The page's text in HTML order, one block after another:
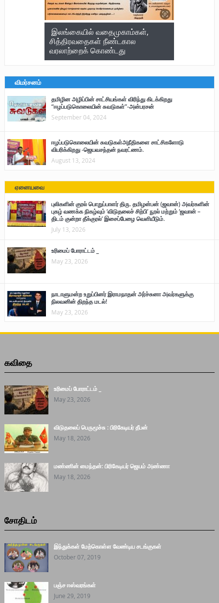
இலங்கையில் வதைமுகாம்கள்,
சித்திரவதைகள் நீண்டகால
வரலாற்றைக் கொண்டது
விமர்சனம்
தமிழின அழிப்பின் சாட்சியங்கள் விரிந்து கிடக்கிறது
“ஈழப்படுகொலையின் சுவடுகள்”-அன்பரசன்
September 04, 2024
ஈழப்படுகொலையின் சுவடுகள்அநீதிகளை சாட்சிகளோடு
விபரிக்கிறது -ஜெயவசந்தன் நவரட்ணம்.
August 13, 2024
ஏனையவை
புலிகளின் குரல் பொறுப்பாளர் திரு. தமிழன்பன் (ஜவான்) அவர்களின்
புகழ் வணக்க நிகழ்வும் ‘விடுதலைச் சிற்பி’ நூல் மற்றும் ‘ஜவான் –
திடம் குன்றா தீக்குரல்’ இசைப்பேழை வெளியீடும்.
July 13, 2026
உரிமைப் போராட்டம் _
May 23, 2026
நாடாளுமன்ற உறுப்பினர் இராமநாதன் அர்ச்சுனா அவர்களுக்கு
நிலவனின் திறந்த மடல்!
May 23, 2026
கவிதை
உரிமைப் போராட்டம் _
May 23, 2026
விடுதலைப் பெருமூச்சு : பிரிகேடியர் தீபன்
May 18, 2026
மண்ணின் மைந்தன்: பிரிகேடியர் ஜெயம் அண்ணா
May 18, 2026
சோதிடம்
இந்துக்கள் மேற்கொள்ள வேண்டிய சடங்குகள்
October 07, 2019
பஞ்ச ஈஸ்வரங்கள்
June 29, 2019